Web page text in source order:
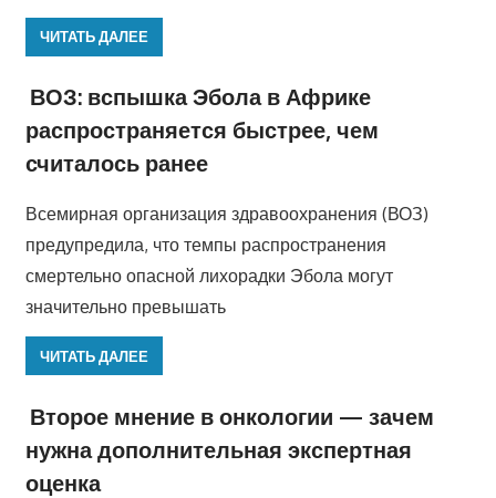
ЧИТАТЬ ДАЛЕЕ
ВОЗ: вспышка Эбола в Африке
распространяется быстрее, чем
считалось ранее
Всемирная организация здравоохранения (ВОЗ)
предупредила, что темпы распространения
смертельно опасной лихорадки Эбола могут
значительно превышать
ЧИТАТЬ ДАЛЕЕ
Второе мнение в онкологии — зачем
нужна дополнительная экспертная
оценка